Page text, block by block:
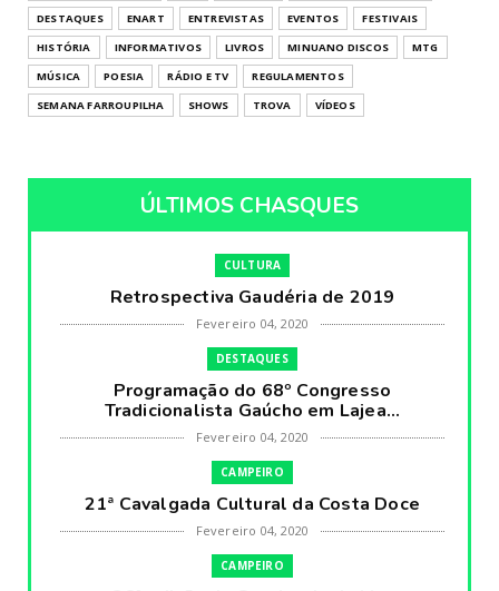
DESTAQUES
ENART ENTREVISTAS EVENTOS
FESTIVAIS
HISTÓRIA
INFORMATIVOS LIVROS MINUANO DISCOS
MTG
MÚSICA
POESIA RÁDIO E TV
REGULAMENTOS
SEMANA FARROUPILHA
SHOWS TROVA VÍDEOS
ÚLTIMOS CHASQUES
CULTURA
Retrospectiva Gaudéria de 2019
Fevereiro 04, 2020
DESTAQUES
Programação do 68º Congresso
Tradicionalista Gaúcho em Lajea...
Fevereiro 04, 2020
CAMPEIRO
21ª Cavalgada Cultural da Costa Doce
Fevereiro 04, 2020
CAMPEIRO